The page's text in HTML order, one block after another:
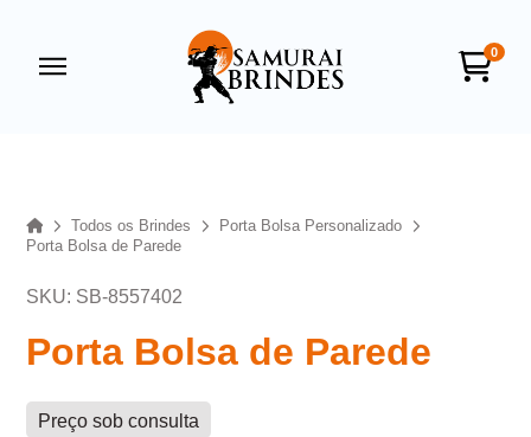
0
HomeTodos os Brindes
Porta Bolsa Personalizado
Porta Bolsa de Parede
SKU: SB-8557402
Porta Bolsa de Parede
Preço sob consulta
+55